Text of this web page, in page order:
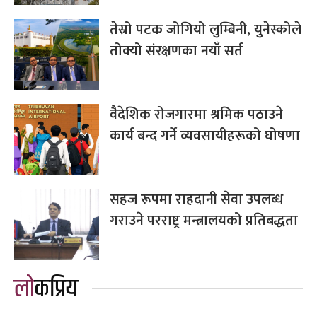
तेस्रो पटक जोगियो लुम्बिनी, युनेस्कोले
तोक्यो संरक्षणका नयाँ सर्त
वैदेशिक रोजगारमा श्रमिक पठाउने
कार्य बन्द गर्ने व्यवसायीहरूको घोषणा
सहज रूपमा राहदानी सेवा उपलब्ध
गराउने परराष्ट्र मन्त्रालयको प्रतिबद्धता
लोकप्रिय